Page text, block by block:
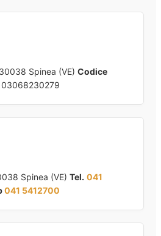
Spinea (VE) Codice
03068230279
Spinea (VE) Tel. 041
041 5412700